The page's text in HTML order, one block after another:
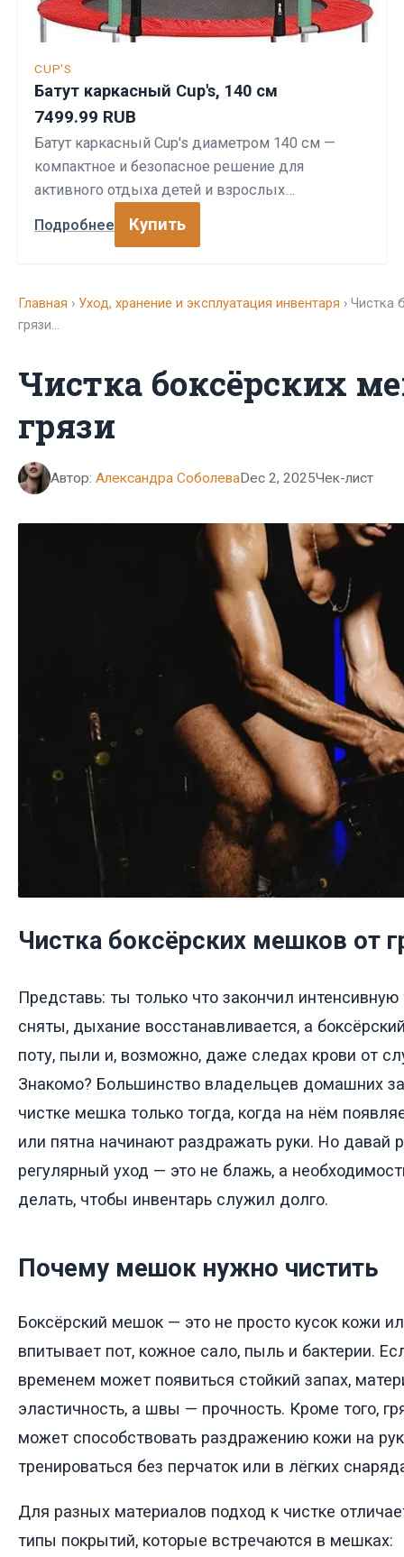
CUP'S
Батут каркасный Cup's, 140 см
7499.99 RUB
Батут каркасный Cup's диаметром 140 см —
компактное и безопасное решение для
активного отдыха детей и взрослых…
Подробнее Купить
Главная › Уход, хранение и эксплуатация инвентаря › Чистка
грязи…
Чистка боксёрских
грязи
Автор: Александра СоболеваDec 2, 2025Чек-лист
Чистка боксёрских мешков от
Представь: ты только что закончил интенсивную
сняты, дыхание восстанавливается, а
поту, пыли и, возможно, даже следах крови от
Знакомо? Большинство владельцев домашних
чистке мешка только тогда, когда на нём
или пятна начинают раздражать руки. Но давай
регулярный уход — это не блажь, а
делать, чтобы инвентарь служил долго.
Почему мешок нужно чистить
Боксёрский мешок — это не просто кусок кожи
впитывает пот, кожное сало, пыль и бактерии.
временем может появиться стойкий запах,
эластичность, а швы — прочность. Кроме того,
может способствовать раздражению кожи на
тренироваться без перчаток или в лёгких
Для разных материалов подход к чистке
типы покрытий, которые встречаются в мешках: